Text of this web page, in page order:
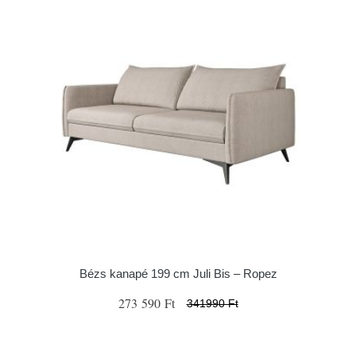
Bézs kanapé 199 cm Juli Bis – Ropez
273 590 Ft 341990 Ft